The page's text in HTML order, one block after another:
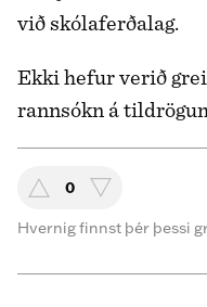
við skólaferðalag.
Ekki hefur verið
rannsókn á
0
Hvernig finnst þér þessi